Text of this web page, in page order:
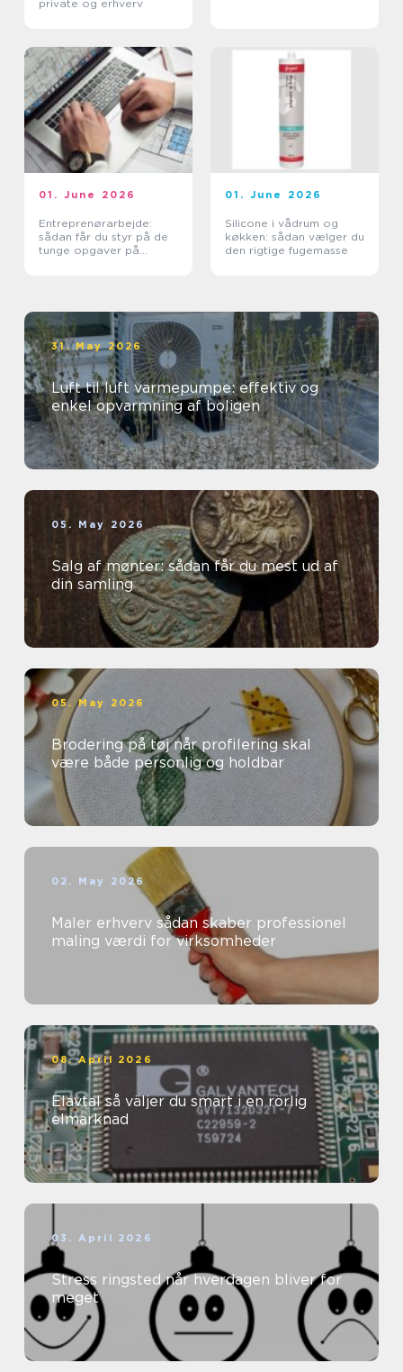
private og erhverv
01. June 2026
Entreprenørarbejde:
sådan får du styr på de
tunge opgaver på
01. June 2026
Silicone i vådrum og
køkken: sådan vælger du
den rigtige fugemasse
31. May 2026
Luft til luft varmepumpe: effektiv og
enkel opvarmning af boligen
05. May 2026
Salg af mønter: sådan får du mest ud af
din samling
05. May 2026
Brodering på tøj når profilering skal
være både personlig og holdbar
02. May 2026
Maler erhverv sådan skaber professionel
maling værdi for virksomheder
08. April 2026
Elavtal så väljer du smart i en rörlig
elmarknad
03. April 2026
Stress ringsted når hverdagen bliver for
meget